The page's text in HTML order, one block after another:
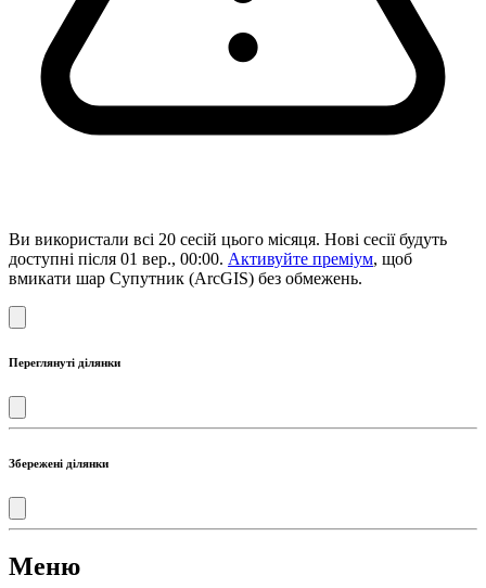
Ви використали всі 20 сесій цього місяця. Нові сесії будуть
доступні після 01 вер., 00:00. Активуйте преміум, щоб
вмикати шар Супутник (ArcGIS) без обмежень.
Переглянуті ділянки
Збережені ділянки
Меню